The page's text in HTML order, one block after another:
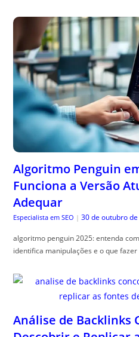
Algoritmo Penguin
Funciona a Versão
Adequar
Especialista em SEO | 30 de outubro
algoritmo penguin 2025: entenda
identifica manipulações e o que
Análise de Backlinks